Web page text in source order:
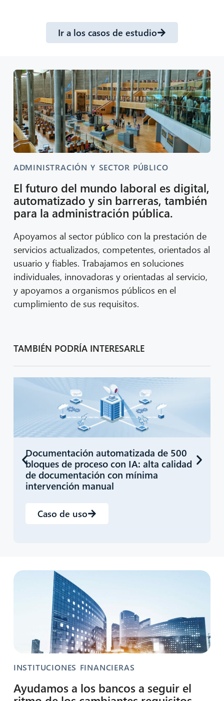
Ir a los casos de estudio
ADMINISTRACIÓN Y SECTOR PÚBLICO
El futuro del mundo laboral es digital,
automatizado y sin barreras, también
para la administración pública.
Apoyamos al sector público con la prestación de
servicios actualizados, competentes, orientados al
usuario y fiables. Trabajamos en soluciones
individuales, innovadoras y orientadas al servicio,
y apoyamos a organismos públicos en el
cumplimiento de sus requisitos.
TAMBIÉN PODRÍA INTERESARLE
Documentación automatizada de 500
bloques de proceso con IA: alta calidad
de documentación con mínima
intervención manual
Caso de uso
INSTITUCIONES FINANCIERAS
Ayudamos a los bancos a seguir el
¡Hola! ¿Qué puedo hacer por ti?